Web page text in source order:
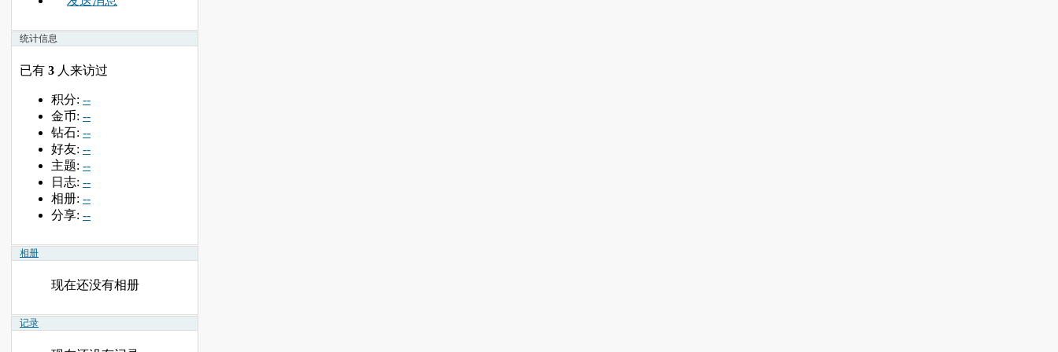
统计信息
已有 3 人来访过
积分: --
金币: --
钻石: --
好友: --
主题: --
日志: --
相册: --
分享: --
相册
现在还没有相册
记录